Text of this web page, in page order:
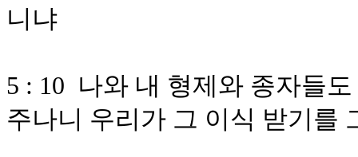
니냐
5 : 10 나와 내 형제와 종자들
주나니 우리가 그 이식 받기를